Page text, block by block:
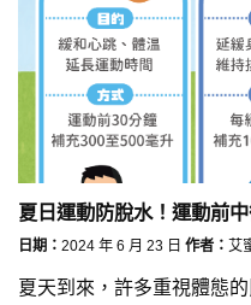
夏日運動防脫水！運動前
日期： 2024 年 6 月 23 日 作者： 艾
夏天到來，許多重視體態